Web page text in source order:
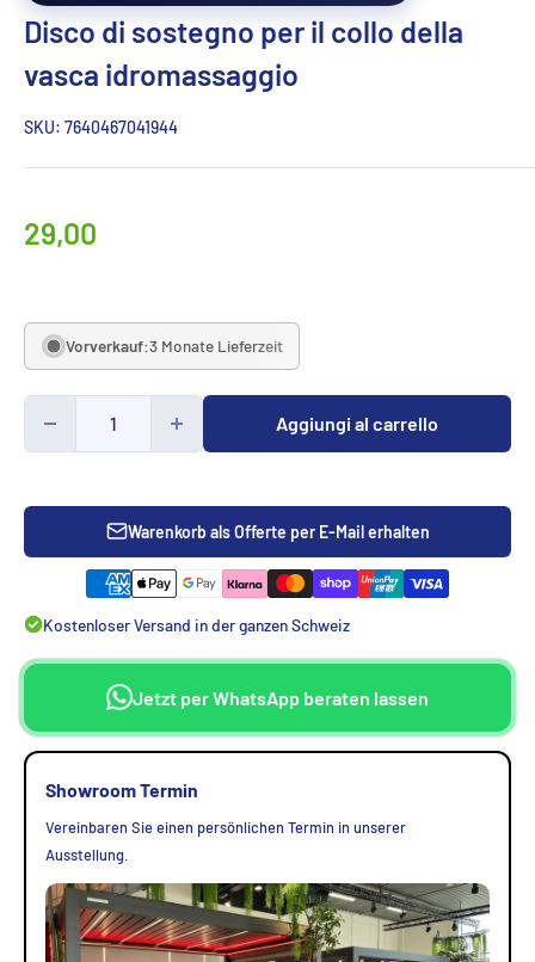
Disco di sostegno per il collo della
vasca idromassaggio
SKU: 7640467041944
Prezzo
29,00
Vorverkauf:3 Monate Lieferzeit
Aggiungi al carrello
Warenkorb als Offerte per E-Mail erhalten
Kostenloser Versand in der ganzen Schweiz
Jetzt per WhatsApp beraten lassen
Showroom Termin
Vereinbaren Sie einen persönlichen Termin in unserer
Ausstellung.